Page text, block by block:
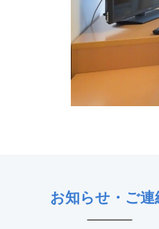
お知らせ・ご連